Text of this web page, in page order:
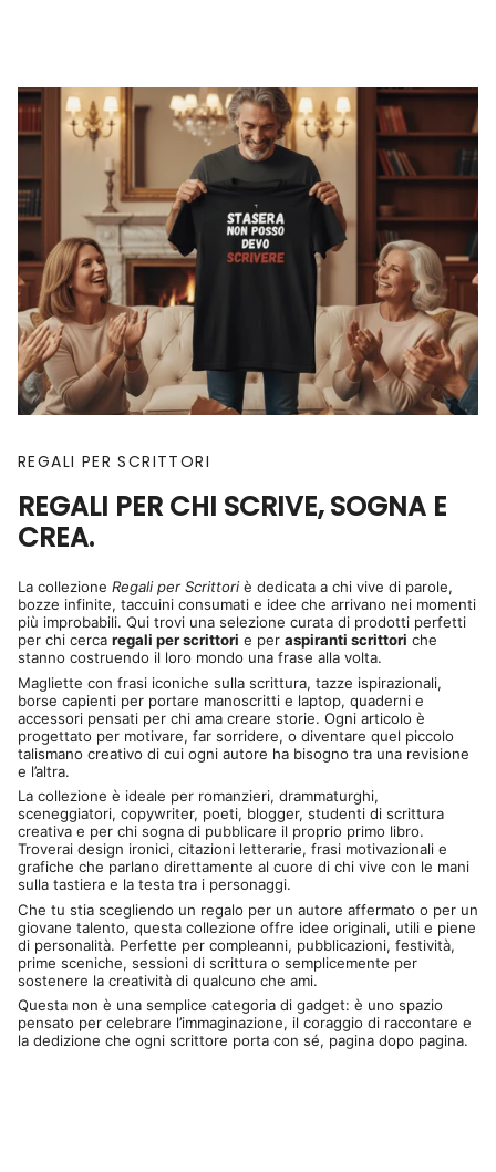
REGALI PER SCRITTORI
REGALI PER CHI SCRIVE, SOGNA E
CREA.
La collezione Regali per Scrittoriè dedicata a chi vive di parole,
bozze infinite, taccuini consumati e idee che arrivano nei momenti
più improbabili. Qui trovi una selezione curata di prodotti perfetti
per chi cerca regali per scrittori e per aspiranti scrittori che
stanno costruendo il loro mondo una frase alla volta.
Magliette con frasi iconiche sulla scrittura, tazze ispirazionali,
borse capienti per portare manoscritti e laptop, quaderni e
accessori pensati per chi ama creare storie. Ogni articolo è
progettato per motivare, far sorridere, o diventare quel piccolo
talismano creativo di cui ogni autore ha bisogno tra una revisione
e l’altra.
La collezione è ideale per romanzieri, drammaturghi,
sceneggiatori, copywriter, poeti, blogger, studenti di scrittura
creativa e per chi sogna di pubblicare il proprio primo libro.
Troverai design ironici, citazioni letterarie, frasi motivazionali e
grafiche che parlano direttamente al cuore di chi vive con le mani
sulla tastiera e la testa tra i personaggi.
Che tu stia scegliendo un regalo per un autore affermato o per un
giovane talento, questa collezione offre idee originali, utili e piene
di personalità. Perfette per compleanni, pubblicazioni, festività,
prime sceniche, sessioni di scrittura o semplicemente per
sostenere la creatività di qualcuno che ami.
Questa non è una semplice categoria di gadget: è uno spazio
pensato per celebrare l’immaginazione, il coraggio di raccontare e
la dedizione che ogni scrittore porta con sé, pagina dopo pagina.